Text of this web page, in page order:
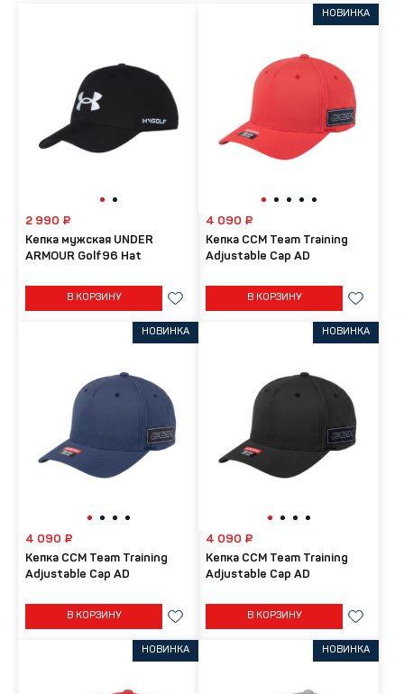
Кепка мужская UNDER
ARMOUR Golf96 Hat
2 990 ₽
В КОРЗИНУ
НОВИНКА
Кепка CCM Team Training
Adjustable Cap AD
4 090 ₽
В КОРЗИНУ
НОВИНКА
Кепка CCM Team Training
Adjustable Cap AD
4 090 ₽
В КОРЗИНУ
НОВИНКА
Кепка CCM Team Training
Adjustable Cap AD
4 090 ₽
В КОРЗИНУ
НОВИНКА НОВИНКА